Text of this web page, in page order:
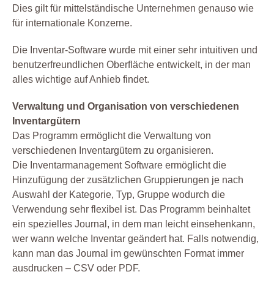
Dies gilt für mittelständische Unternehmen genauso wie
für internationale Konzerne.
Die Inventar-Software wurde mit einer sehr intuitiven und
benutzerfreundlichen Oberfläche entwickelt, in der man
alles wichtige auf Anhieb findet.
Verwaltung und Organisation von verschiedenen
Inventargütern
Das Programm ermöglicht die Verwaltung von
verschiedenen Inventargütern zu organisieren.
Die Inventarmanagement Software ermöglicht die
Hinzufügung der zusätzlichen Gruppierungen je nach
Auswahl der Kategorie, Typ, Gruppe wodurch die
Verwendung sehr flexibel ist. Das Programm beinhaltet
ein spezielles Journal, in dem man leicht einsehenkann,
wer wann welche Inventar geändert hat. Falls notwendig,
kann man das Journal im gewünschten Format immer
ausdrucken – CSV oder PDF.